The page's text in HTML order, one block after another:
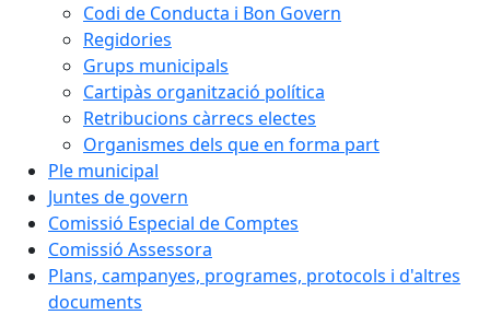
Codi de Conducta i Bon Govern
Regidories
Grups municipals
Cartipàs organització política
Retribucions càrrecs electes
Organismes dels que en forma part
Ple municipal
Juntes de govern
Comissió Especial de Comptes
Comissió Assessora
Plans, campanyes, programes, protocols i d'altres
documents